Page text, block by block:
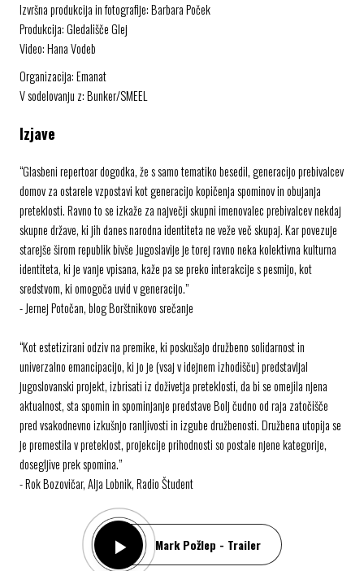
Izvršna produkcija in fotografije: Barbara Poček
Produkcija: Gledališče Glej
Video: Hana Vodeb
Organizacija: Emanat
V sodelovanju z: Bunker/SMEEL
Izjave
“Glasbeni repertoar dogodka, že s samo tematiko besedil, generacijo prebivalcev
domov za ostarele vzpostavi kot generacijo kopičenja spominov in obujanja
preteklosti. Ravno to se izkaže za največji skupni imenovalec prebivalcev nekdaj
skupne države, ki jih danes narodna identiteta ne veže več skupaj. Kar povezuje
starejše širom republik bivše Jugoslavije je torej ravno neka kolektivna kulturna
identiteta, ki je vanje vpisana, kaže pa se preko interakcije s pesmijo, kot
sredstvom, ki omogoča uvid v generacijo.”
- Jernej Potočan, blog Borštnikovo srečanje
“Kot estetizirani odziv na premike, ki poskušajo družbeno solidarnost in
univerzalno emancipacijo, ki jo je (vsaj v idejnem izhodišču) predstavljal
jugoslovanski projekt, izbrisati iz doživetja preteklosti, da bi se omejila njena
aktualnost, sta spomin in spominjanje predstave Bolj čudno od raja zatočišče
pred vsakodnevno izkušnjo ranljivosti in izgube družbenosti. Družbena utopija se
je premestila v preteklost, projekcije prihodnosti so postale njene kategorije,
dosegljive prek spomina.”
- Rok Bozovičar, Alja Lobnik, Radio Študent
Mark Požlep - Trailer